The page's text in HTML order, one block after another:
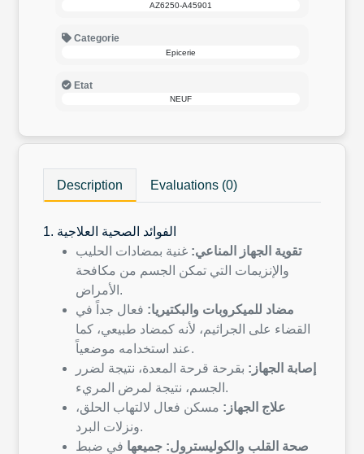
AZ6250-A45901
Categorie
Epicerie
Etat
NEUF
Description Evaluations (0)
1. الفوائد الصحية العلاجية
تقوية الجهاز المناعي: غنية بمضادات الحليب
والإنزيمات التي تمكن الجسم من مكافحة
الأمراض.
مضاد للميكروبات والبكتيريا: فعال جداً في
القضاء على الجراثيم، لأنه كمضاد طبيعي، كما
عند استخدامه موضعياً.
إصابة الجهاز: بقرحة قرحة المعدة، نتيجة لضرر
الجسم، نتيجة لمرض المريء.
علاج الجهاز: مسكن فعال لالتهاب الحلق،
ونزلات البرد.
صحة القلب والكوليسترول: جميعها في ضبط